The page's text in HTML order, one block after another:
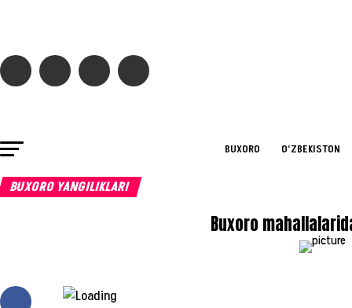
BUXORO O‘ZBEKISTON
BUXORO YANGILIKLARI
Buxoro